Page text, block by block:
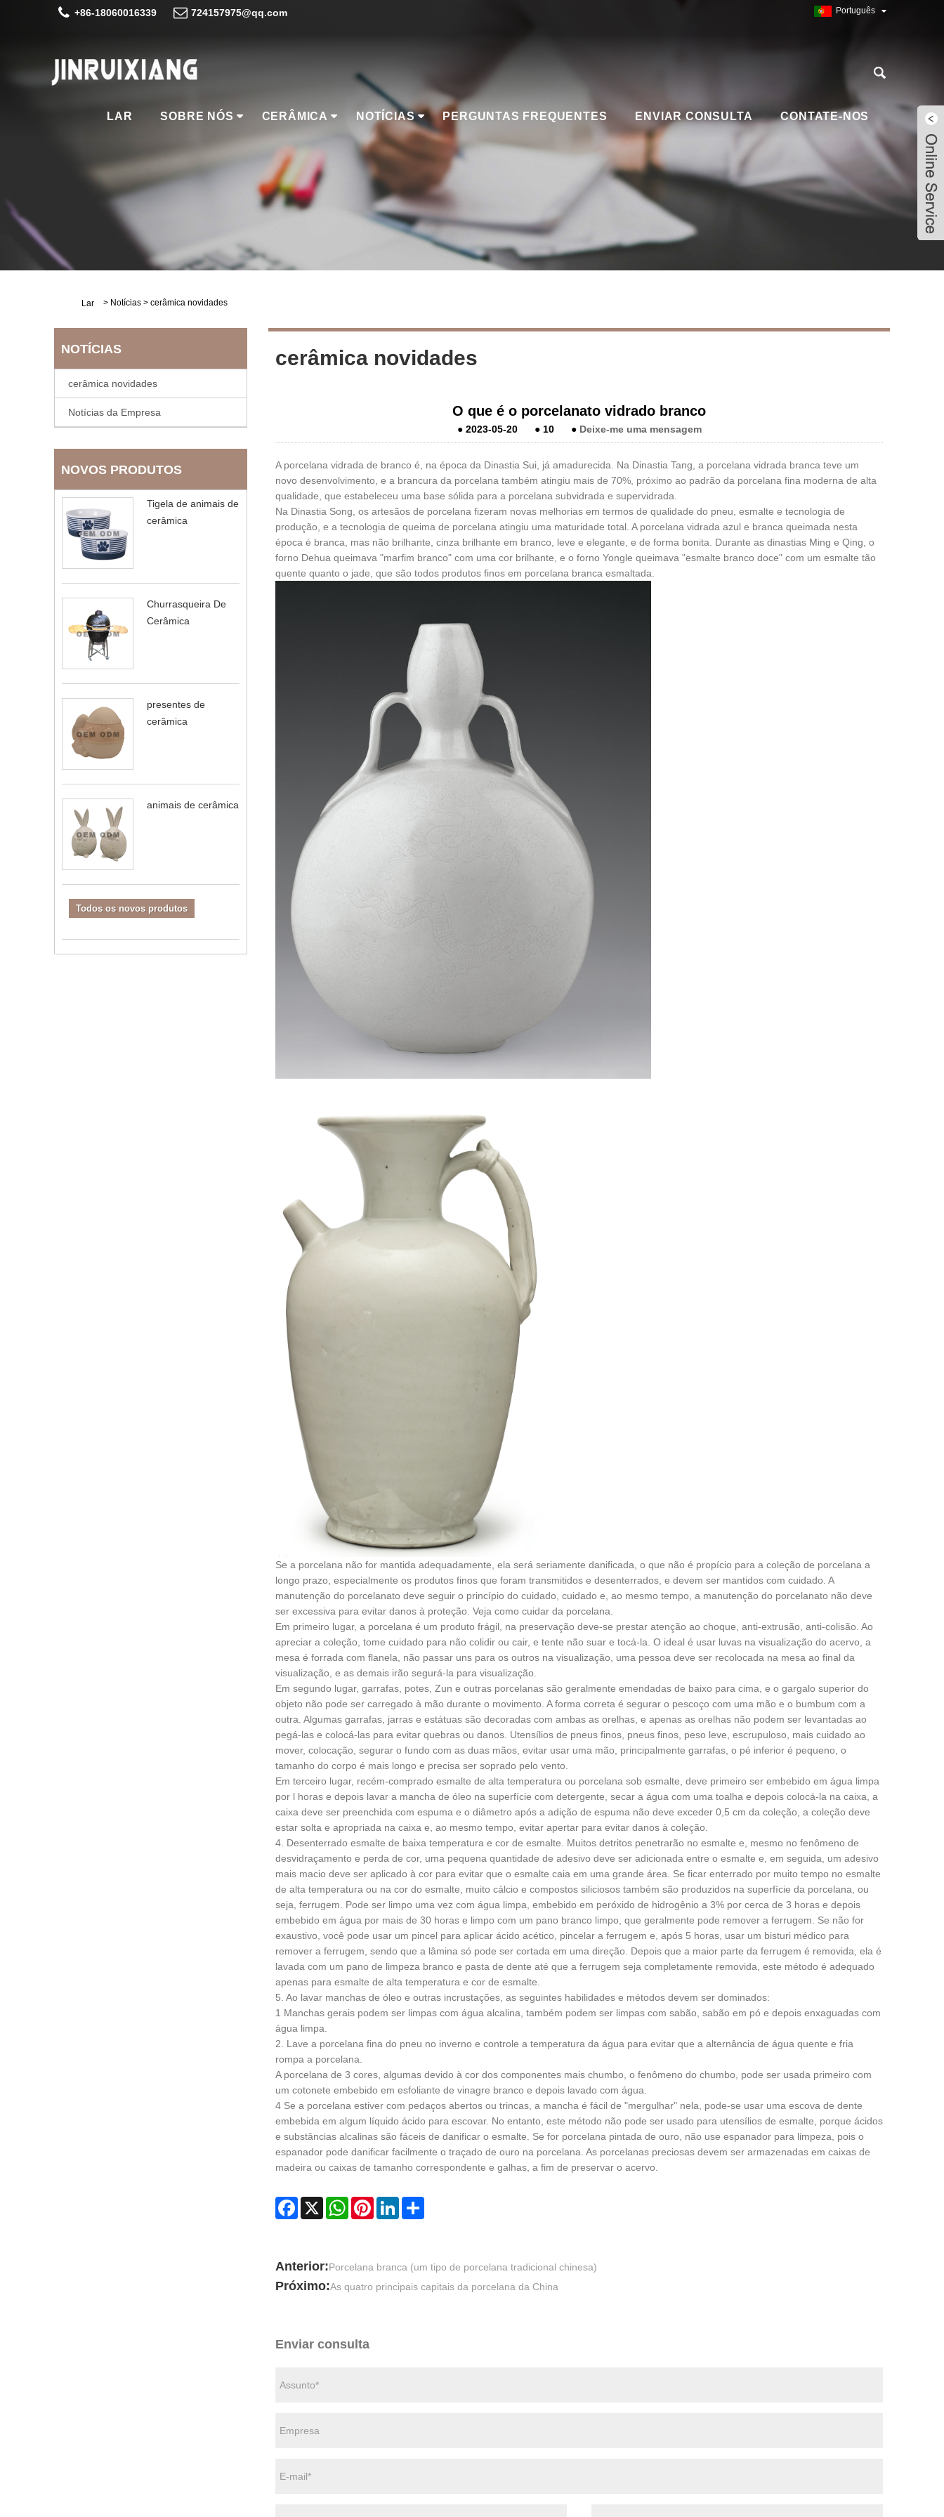
+86-18060016339 724157975@qq.com Português
LAR SOBRE NÓS CERÂMICA NOTÍCIAS PERGUNTAS FREQUENTES ENVIAR CONSULTA CONTATE-NOS
Lar > Notícias > cerâmica novidades
NOTÍCIAS
cerâmica novidades
Notícias da Empresa
NOVOS PRODUTOS
Tigela de animais de
cerâmica
Churrasqueira De
Cerâmica
presentes de
cerâmica
animais de cerâmica
Todos os novos produtos
cerâmica novidades
O que é o porcelanato vidrado branco
● 2023-05-20 ● 10 ● Deixe-me uma mensagem
A porcelana vidrada de branco é, na época da Dinastia Sui, já amadurecida. Na Dinastia Tang, a porcelana vidrada branca teve um
novo desenvolvimento, e a brancura da porcelana também atingiu mais de 70%, próximo ao padrão da porcelana fina moderna de alta
qualidade, que estabeleceu uma base sólida para a porcelana subvidrada e supervidrada.
Na Dinastia Song, os artesãos de porcelana fizeram novas melhorias em termos de qualidade do pneu, esmalte e tecnologia de
produção, e a tecnologia de queima de porcelana atingiu uma maturidade total. A porcelana vidrada azul e branca queimada nesta
época é branca, mas não brilhante, cinza brilhante em branco, leve e elegante, e de forma bonita. Durante as dinastias Ming e Qing, o
forno Dehua queimava "marfim branco" com uma cor brilhante, e o forno Yongle queimava "esmalte branco doce" com um esmalte tão
quente quanto o jade, que são todos produtos finos em porcelana branca esmaltada.
Se a porcelana não for mantida adequadamente, ela será seriamente danificada, o que não é propício para a coleção de porcelana a
longo prazo, especialmente os produtos finos que foram transmitidos e desenterrados, e devem ser mantidos com cuidado. A
manutenção do porcelanato deve seguir o princípio do cuidado, cuidado e, ao mesmo tempo, a manutenção do porcelanato não deve
ser excessiva para evitar danos à proteção. Veja como cuidar da porcelana.
Em primeiro lugar, a porcelana é um produto frágil, na preservação deve-se prestar atenção ao choque, anti-extrusão, anti-colisão. Ao
apreciar a coleção, tome cuidado para não colidir ou cair, e tente não suar e tocá-la. O ideal é usar luvas na visualização do acervo, a
mesa é forrada com flanela, não passar uns para os outros na visualização, uma pessoa deve ser recolocada na mesa ao final da
visualização, e as demais irão segurá-la para visualização.
Em segundo lugar, garrafas, potes, Zun e outras porcelanas são geralmente emendadas de baixo para cima, e o gargalo superior do
objeto não pode ser carregado à mão durante o movimento. A forma correta é segurar o pescoço com uma mão e o bumbum com a
outra. Algumas garrafas, jarras e estátuas são decoradas com ambas as orelhas, e apenas as orelhas não podem ser levantadas ao
pegá-las e colocá-las para evitar quebras ou danos. Utensílios de pneus finos, pneus finos, peso leve, escrupuloso, mais cuidado ao
mover, colocação, segurar o fundo com as duas mãos, evitar usar uma mão, principalmente garrafas, o pé inferior é pequeno, o
tamanho do corpo é mais longo e precisa ser soprado pelo vento.
Em terceiro lugar, recém-comprado esmalte de alta temperatura ou porcelana sob esmalte, deve primeiro ser embebido em água limpa
por l horas e depois lavar a mancha de óleo na superfície com detergente, secar a água com uma toalha e depois colocá-la na caixa, a
caixa deve ser preenchida com espuma e o diâmetro após a adição de espuma não deve exceder 0,5 cm da coleção, a coleção deve
estar solta e apropriada na caixa e, ao mesmo tempo, evitar apertar para evitar danos à coleção.
4. Desenterrado esmalte de baixa temperatura e cor de esmalte. Muitos detritos penetrarão no esmalte e, mesmo no fenômeno de
desvidraçamento e perda de cor, uma pequena quantidade de adesivo deve ser adicionada entre o esmalte e, em seguida, um adesivo
mais macio deve ser aplicado à cor para evitar que o esmalte caia em uma grande área. Se ficar enterrado por muito tempo no esmalte
de alta temperatura ou na cor do esmalte, muito cálcio e compostos siliciosos também são produzidos na superfície da porcelana, ou
seja, ferrugem. Pode ser limpo uma vez com água limpa, embebido em peróxido de hidrogênio a 3% por cerca de 3 horas e depois
embebido em água por mais de 30 horas e limpo com um pano branco limpo, que geralmente pode remover a ferrugem. Se não for
exaustivo, você pode usar um pincel para aplicar ácido acético, pincelar a ferrugem e, após 5 horas, usar um bisturi médico para
remover a ferrugem, sendo que a lâmina só pode ser cortada em uma direção. Depois que a maior parte da ferrugem é removida, ela é
lavada com um pano de limpeza branco e pasta de dente até que a ferrugem seja completamente removida, este método é adequado
apenas para esmalte de alta temperatura e cor de esmalte.
5. Ao lavar manchas de óleo e outras incrustações, as seguintes habilidades e métodos devem ser dominados:
1 Manchas gerais podem ser limpas com água alcalina, também podem ser limpas com sabão, sabão em pó e depois enxaguadas com
água limpa.
2. Lave a porcelana fina do pneu no inverno e controle a temperatura da água para evitar que a alternância de água quente e fria
rompa a porcelana.
A porcelana de 3 cores, algumas devido à cor dos componentes mais chumbo, o fenômeno do chumbo, pode ser usada primeiro com
um cotonete embebido em esfoliante de vinagre branco e depois lavado com água.
4 Se a porcelana estiver com pedaços abertos ou trincas, a mancha é fácil de "mergulhar" nela, pode-se usar uma escova de dente
embebida em algum líquido ácido para escovar. No entanto, este método não pode ser usado para utensílios de esmalte, porque ácidos
e substâncias alcalinas são fáceis de danificar o esmalte. Se for porcelana pintada de ouro, não use espanador para limpeza, pois o
espanador pode danificar facilmente o traçado de ouro na porcelana. As porcelanas preciosas devem ser armazenadas em caixas de
madeira ou caixas de tamanho correspondente e galhas, a fim de preservar o acervo.
Facebook
X WhatsAppPinterestLinkedIn
Anterior:Porcelana branca (um tipo de porcelana tradicional chinesa)
Próximo:As quatro principais capitais da porcelana da China
Enviar consulta